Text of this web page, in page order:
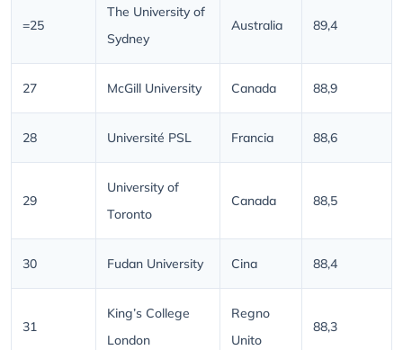
=25
The University of
Sydney
Australia 89,4
27 McGill University Canada 88,9
28 Université PSL Francia 88,6
29
University of
Toronto
Canada 88,5
30 Fudan University Cina 88,4
31
King’s College
London
Regno
Unito
88,3